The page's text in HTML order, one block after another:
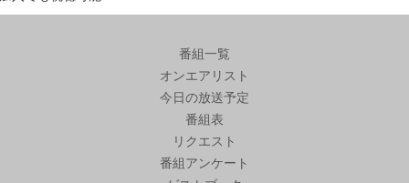
番組一覧
オンエアリスト
今日の放送予定
番組表
リクエスト
番組アンケート